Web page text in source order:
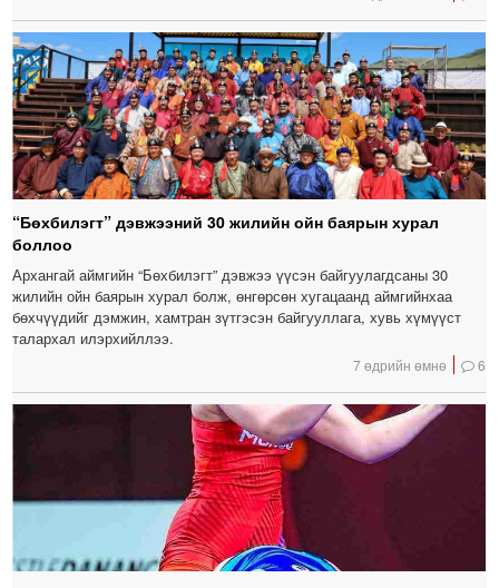
“Бөхбилэгт” дэвжээний 30 жилийн ойн баярын хурал
боллоо
Архангай аймгийн “Бөхбилэгт” дэвжээ үүсэн байгуулагдсаны 30
жилийн ойн баярын хурал болж, өнгөрсөн хугацаанд аймгийнхаа
бөхчүүдийг дэмжин, хамтран зүтгэсэн байгууллага, хувь хүмүүст
талархал илэрхийллээ.
7 өдрийн өмнө 6